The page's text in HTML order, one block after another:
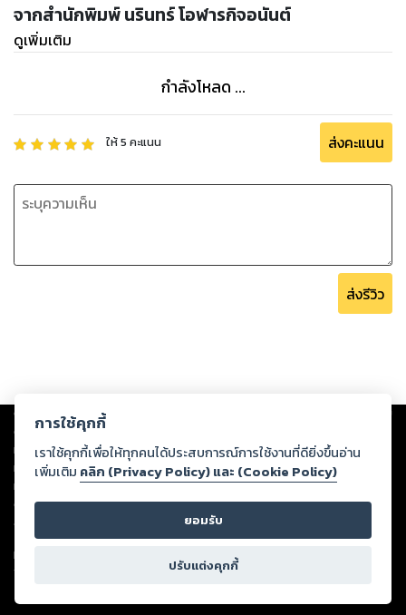
จากสำนักพิมพ์ นรินทร์ โอฬารกิจอนันต์
ดูเพิ่มเติม
กำลังโหลด ...
ให้5 คะแนน ส่งคะแนน
ส่งรีวิว
Copyright © 2026
ต่อผลงานหรือเนื้อหาใดที่อัปโหลดผ่านเว็บไซต์และปรากฏว่าละเมิดสิทธิใน
ทรัพย์สินทางปัญญาของบุคคลอื่นหรือขัดต่อกฎหมายและศีลธรรม ดังนั้น ผู้อ่าน
ทุกท่านโปรดใช้วิจารณญาณในการกลั่นกรองด้วยตนเอง และหากท่านพบว่าส่วน
หนึ่งส่วนใดขัดต่อกฎหมายและศีลธรรม กรุณาแจ้งมายังบริษัท เพื่อทีมงานจะได้
ดำเนินการในทันที ทั้งนี้ ทางสตอรี่ล็อกขอสงวนลิขสิทธิ์ตามพระราชบัญญัติ
ลิขสิทธิ์ พ.ศ. 2537 (ฉบับล่าสุด)
For support: member@ookbee.com
Version
การใช้คุกกี้
เราใช้คุกกี้เพื่อให้ทุกคนได้ประสบการณ์การใช้งานที่ดียิ่งขึ้นอ่าน
เพิ่มเติม คลิก (Privacy Policy) และ (Cookie Policy)
ยอมรับ
ปรับแต่งคุกกี้